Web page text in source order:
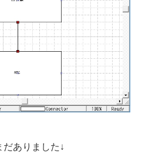
ありました↓